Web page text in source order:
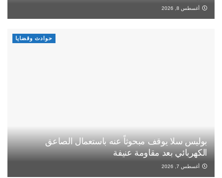
أغسطس 8, 2026
حوادث وقضايا
بوليس سلا يوقف مبحوثاً عنه باستعمال الصاعق
الكهربائي بعد مقاومة عنيفة
أغسطس 7, 2026